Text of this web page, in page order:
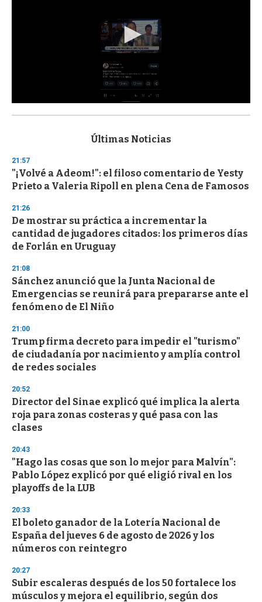
s
d
s
o
f
3
s
c
o
d
s
Últimas Noticias
21:57
"¡Volvé a Adeom!": el filoso comentario de Yesty
Prieto a Valeria Ripoll en plena Cena de Famosos
21:26
De mostrar su práctica a incrementar la
cantidad de jugadores citados: los primeros días
de Forlán en Uruguay
21:08
Sánchez anunció que la Junta Nacional de
Emergencias se reunirá para prepararse ante el
fenómeno de El Niño
21:00
Trump firma decreto para impedir el "turismo"
de ciudadanía por nacimiento y amplía control
de redes sociales
20:52
Director del Sinae explicó qué implica la alerta
roja para zonas costeras y qué pasa con las
clases
20:43
"Hago las cosas que son lo mejor para Malvín":
Pablo López explicó por qué eligió rival en los
playoffs de la LUB
20:33
El boleto ganador de la Lotería Nacional de
España del jueves 6 de agosto de 2026 y los
números con reintegro
20:27
Subir escaleras después de los 50 fortalece los
músculos y mejora el equilibrio, según dos